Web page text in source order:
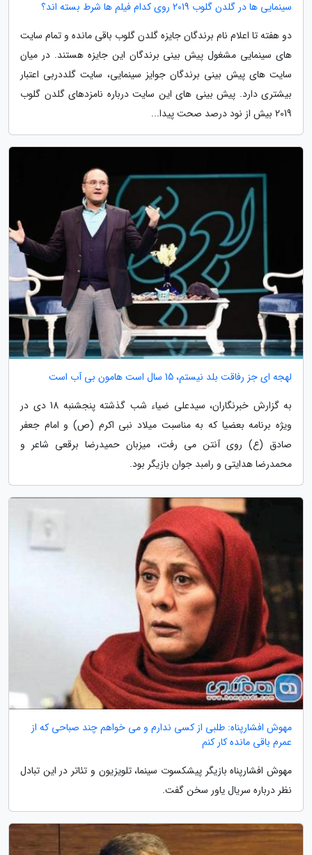
سینمایی ها در گلدن گلوب 2019 روی کدام فیلم ها شرط بسته اند؟
دو هفته تا اعلام نام برندگان جایزه گلدن گلوب باقی مانده و تمام سایت
های سینمایی مشغول پیش بینی برندگان این جایزه هستند. در میان
سایت های پیش بینی برندگان جوایز سینمایی، سایت گلددربی اعتبار
بیشتری دارد. پیش بینی های این سایت درباره نامزدهای گلدن گلوب
2019 بیش از نود درصد صحت پیدا...
لهجه ای جز رفاقت بلد نیستم، 15 سال است هامون بی آب است
به گزارش خبرنگاران، سیدعلی ضیاء شب گذشته پنجشنبه 18 دی در
ویژه برنامه بعضیا که به مناسبت میلاد نبی اکرم (ص) و امام جعفر
صادق (ع) روی آنتن می رفت، میزبان حمیدرضا برقعی شاعر و
محمدرضا هدایتی و رامبد جوان بازیگر بود.
مهوش افشارپناه: طلبی از کسی ندارم و می خواهم چند صباحی که از
عمرم باقی مانده کار کنم
مهوش افشارپناه بازیگر پیشکسوت سینما، تلویزیون و تئاتر در این تبادل
نظر درباره سریال یاور سخن گفت.